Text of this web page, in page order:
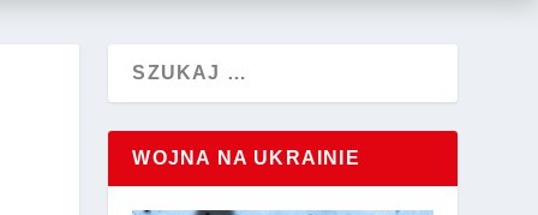
WOJNA NA UKRAINIE